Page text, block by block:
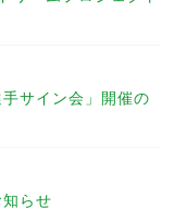
サイン会」開催の
知らせ